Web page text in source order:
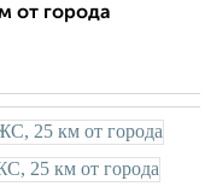
от города